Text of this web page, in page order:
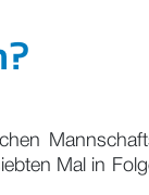
Mal in